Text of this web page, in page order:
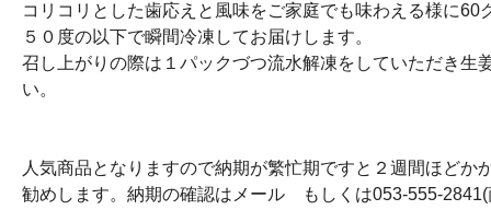
コリコリとした歯応えと風味をご家庭でも味わえる様に60
５０度の以下で瞬間冷凍してお届けします。
召し上がりの際は１パックづつ流水解凍をしていただき生
い。
人気商品となりますので納期が繁忙期ですと２週間ほどか
勧めします。納期の確認はメール もしくは053-555-